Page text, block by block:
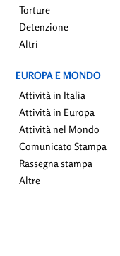
Torture
Detenzione
Altri
EUROPA E MONDO
Attività in Italia
Attività in Europa
Attività nel Mondo
Comunicato Stampa
Rassegna stampa
Altre